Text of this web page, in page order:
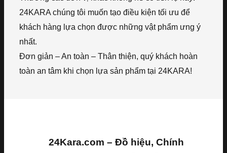
24KARA chúng tôi muốn tạo điều kiện tối ưu để
khách hàng lựa chọn được những vật phẩm ưng ý
nhất.
Đơn giản – An toàn – Thân thiện, quý khách hoàn
toàn an tâm khi chọn lựa sản phẩm tại 24KARA!
24Kara.com – Đồ hiệu, Chính